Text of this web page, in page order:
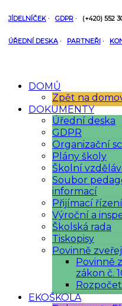
JÍDELNÍČEK · GDPR · (+420) 552
ÚŘEDNÍ DESKA · PARTNEŘI ·
DOMŮ
Zpět na
DOKUMENTY
Úřední deska
GDPR
Organizační
Plány školy
Školní
Soubor
informací
Přijímací
Výroční a
Školská rada
Tiskopisy
Povinně
Povinně
zákon č.
EKOŠKOLA